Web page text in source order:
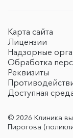
Карта сайта
Лицензии
Надзорные
Обработка
Реквизиты
Доступная
© 2026 Клиника
Пирогова